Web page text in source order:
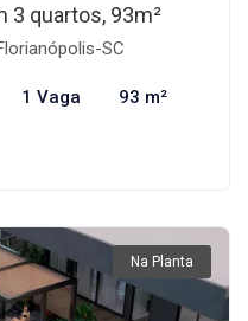
3 quartos, 93m²
SC
1 Vaga 93 m²
Na Planta